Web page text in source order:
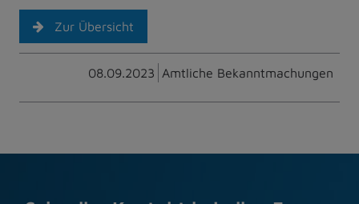
Zur Übersicht
08.09.2023 Amtliche Bekanntmachungen